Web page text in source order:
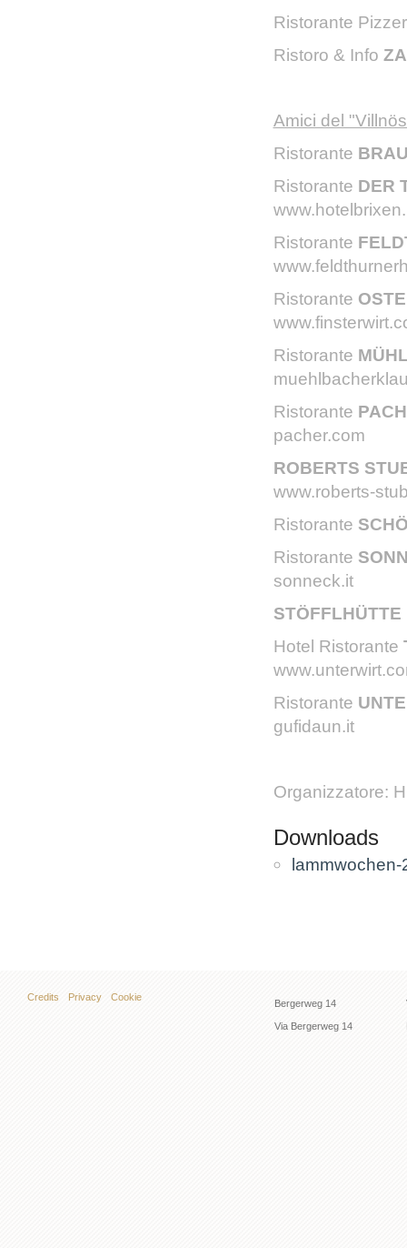
Ristorante
Ristoro & Info
Amici del
Ristorante
Ristorante DER
Ristorante
Ristorante
Ristorante
Ristorante
pacher.com
ROBERTS
www.roberts-
Ristorante
Ristorante
sonneck.it
STÖFFLHÜTTE
Hotel Ristorante
Ristorante
gufidaun.it
Organizzatore:
Downloads
lammwochen-
Credits Privacy Cookie
Bergerweg 14
Via Bergerweg 14